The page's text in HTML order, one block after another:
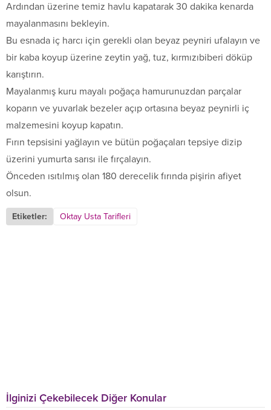
Ardından üzerine temiz havlu kapatarak 30 dakika kenarda
mayalanmasını bekleyin.
Bu esnada iç harcı için gerekli olan beyaz peyniri ufalayın ve
bir kaba koyup üzerine zeytin yağ, tuz, kırmızıbiberi döküp
karıştırın.
Mayalanmış kuru mayalı poğaça hamurunuzdan parçalar
koparın ve yuvarlak bezeler açıp ortasına beyaz peynirli iç
malzemesini koyup kapatın.
Fırın tepsisini yağlayın ve bütün poğaçaları tepsiye dizip
üzerini yumurta sarısı ile fırçalayın.
Önceden ısıtılmış olan 180 derecelik fırında pişirin afiyet
olsun.
Etiketler: Oktay Usta Tarifleri
İlginizi Çekebilecek Diğer Konular